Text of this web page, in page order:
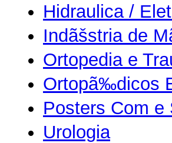
Hidraulica /
Indãšstria de
Ortopedia e
Ortopã‰dicos
Posters Com e
Urologia